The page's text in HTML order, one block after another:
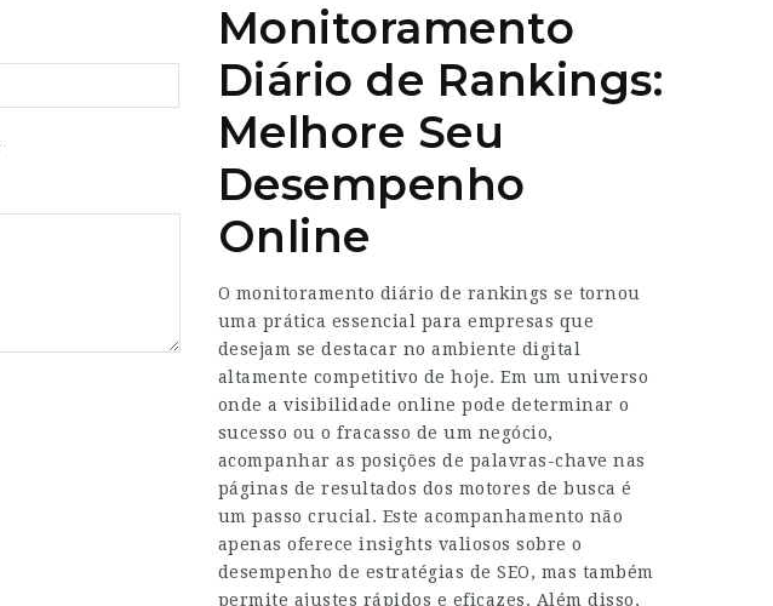
Monitoramento
Diário de Rankings:
Melhore Seu
Desempenho
Online
O monitoramento diário de rankings se tornou
uma prática essencial para empresas que
desejam se destacar no ambiente digital
altamente competitivo de hoje. Em um universo
onde a visibilidade online pode determinar o
sucesso ou o fracasso de um negócio,
acompanhar as posições de palavras-chave nas
páginas de resultados dos motores de busca é
um passo crucial. Este acompanhamento não
apenas oferece insights valiosos sobre o
desempenho de estratégias de SEO, mas também
permite ajustes rápidos e eficazes. Além disso,